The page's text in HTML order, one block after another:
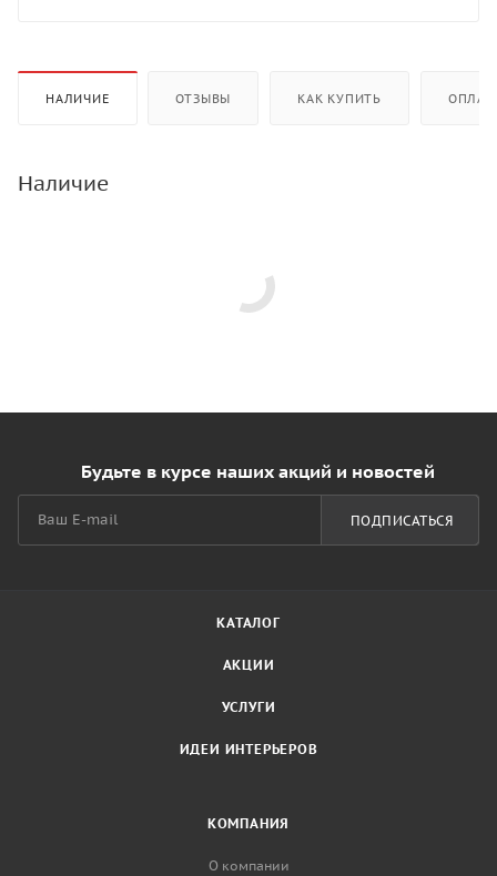
НАЛИЧИЕ ОТЗЫВЫ КАК КУПИТЬ
Наличие
Будьте в курсе наших акций и новостей
ПОДПИСАТЬСЯ
КАТАЛОГ
АКЦИИ
УСЛУГИ
ИДЕИ ИНТЕРЬЕРОВ
КОМПАНИЯ
О компании